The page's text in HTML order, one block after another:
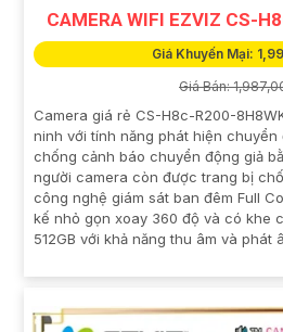
CAMERA WIFI EZVIZ CS-
Giá Khuyến Mại:
Giá Bán:
Camera giá rẻ CS-H8c-R200-
ninh với tính năng phát hiện chuyển
chống cảnh báo chuyển động giả
người camera còn được trang bị
công nghệ giám sát ban đêm Full
kế nhỏ gọn xoay 360 độ và có khe
512GB với khả năng thu âm và phát